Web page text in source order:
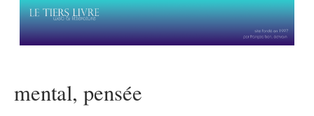
mental, pensée